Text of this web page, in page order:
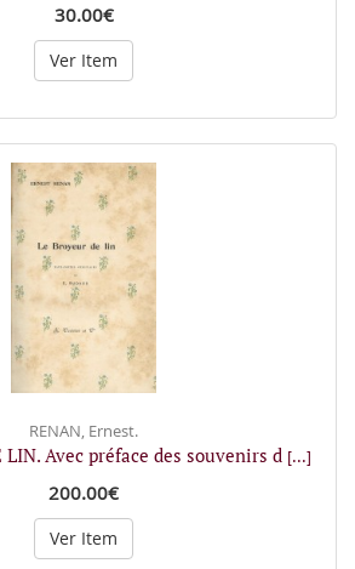
30.00€
Ver Item
RENAN, Ernest.
LIN. Avec préface des souvenirs d [...]
200.00€
Ver Item